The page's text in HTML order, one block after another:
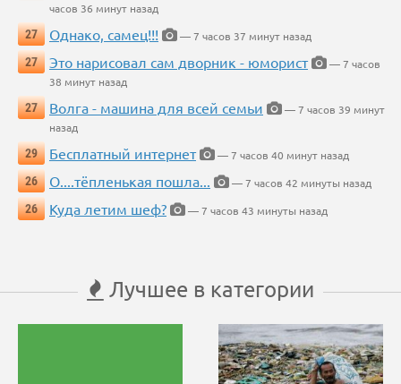
часов 36 минут назад
27
Однако, самец!!!
— 7 часов 37 минут назад
27
Это нарисовал сам дворник - юморист
— 7 часов
38 минут назад
27
Волга - машина для всей семьи
— 7 часов 39 минут
назад
29
Бесплатный интернет
— 7 часов 40 минут назад
26
О....тёпленькая пошла...
— 7 часов 42 минуты назад
26
Куда летим шеф? — 7 часов 43 минуты назад
Лучшее в категории